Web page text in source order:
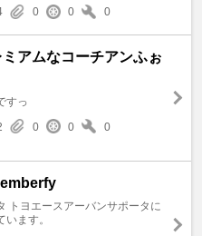
0 0 0
ミアムなコーチアンふぉ
すっ
0 0 0
トヨエースアーバンサポータに
います。